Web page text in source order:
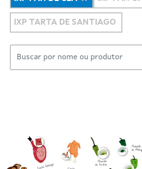
IXP TARTA DE SANTIAGO